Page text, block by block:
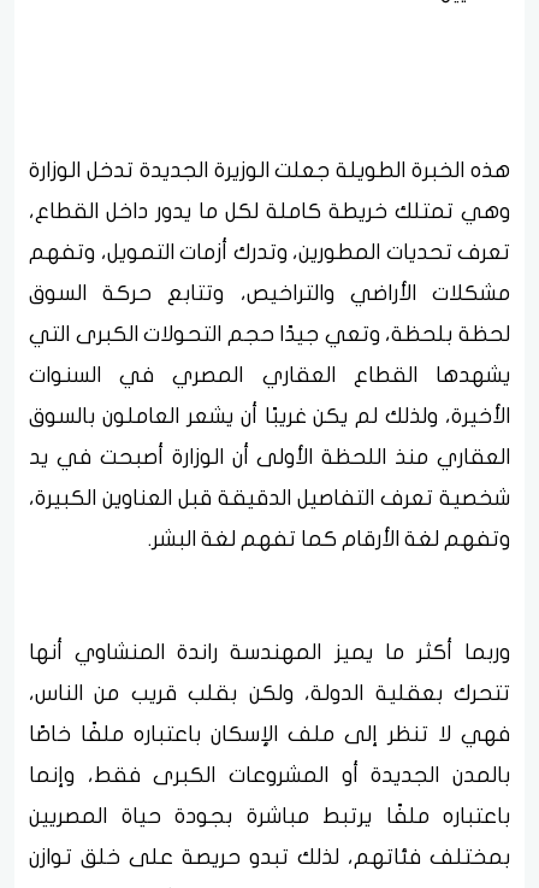
هذه الخبرة الطويلة جعلت الوزيرة الجديدة تدخل الوزارة
وهي تمتلك خريطة كاملة لكل ما يدور داخل القطاع،
تعرف تحديات المطورين، وتدرك أزمات التمويل، وتفهم
مشكلات الأراضي والتراخيص، وتتابع حركة السوق
لحظة بلحظة، وتعي جيدًا حجم التحولات الكبرى التي
يشهدها القطاع العقاري المصري في السنوات
الأخيرة، ولذلك لم يكن غريبًا أن يشعر العاملون بالسوق
العقاري منذ اللحظة الأولى أن الوزارة أصبحت في يد
شخصية تعرف التفاصيل الدقيقة قبل العناوين الكبيرة،
وتفهم لغة الأرقام كما تفهم لغة البشر.
وربما أكثر ما يميز المهندسة راندة المنشاوي أنها
تتحرك بعقلية الدولة، ولكن بقلب قريب من الناس،
فهي لا تنظر إلى ملف الإسكان باعتباره ملفًا خاصًا
بالمدن الجديدة أو المشروعات الكبرى فقط، وإنما
باعتباره ملفًا يرتبط مباشرة بجودة حياة المصريين
بمختلف فئاتهم، لذلك تبدو حريصة على خلق توازن